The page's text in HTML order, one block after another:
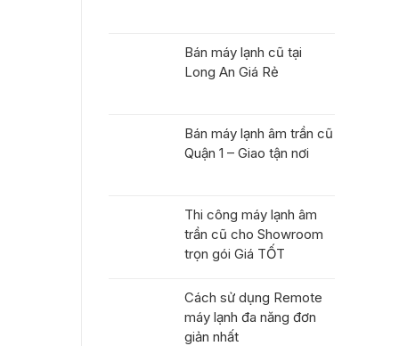
Bán máy lạnh cũ tại
Long An Giá Rẻ
Bán máy lạnh âm trần cũ
Quận 1 – Giao tận nơi
Thi công máy lạnh âm
trần cũ cho Showroom
trọn gói Giá TỐT
Cách sử dụng Remote
máy lạnh đa năng đơn
giản nhất